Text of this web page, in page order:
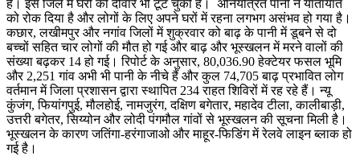
है। इस जिले में घरों की दीवारें भी टूट चुकी हैं। अनियंत्रित पानी ने यातायात
को रोक दिया है और लोगों के लिए अपने घरों में रहना लगभग असंभव हो गया है।
कछार, लखीमपुर और नगांव जिलों में शुक्रवार को बाढ़ के पानी में डूबने से दो
बच्चों सहित चार लोगों की मौत हो गई और बाढ़ और भूस्खलन में मरने वालों की
संख्या बढ़कर 14 हो गई। रिपोर्ट के अनुसार, 80,036.90 हेक्टेयर फसल भूमि
और 2,251 गांव अभी भी पानी के नीचे हैं और कुल 74,705 बाढ़ प्रभावित लोग
वर्तमान में जिला प्रशासन द्वारा स्थापित 234 राहत शिविरों में रह रहे हैं। न्यू
कुंजंग, फियांगपुई, मौलहोई, नामजुरंग, दक्षिण बगेतार, महादेव टीला, कालीबाड़ी,
उत्तरी बगेतर, सिय्योन और लोदी पंगमौल गांवों से भूस्खलन की सूचना मिली है।
भूस्खलन के कारण जतिंगा-हरंगाजाओ और माहूर-फिडिंग में रेलवे लाइन ब्लाक हो
गई है।